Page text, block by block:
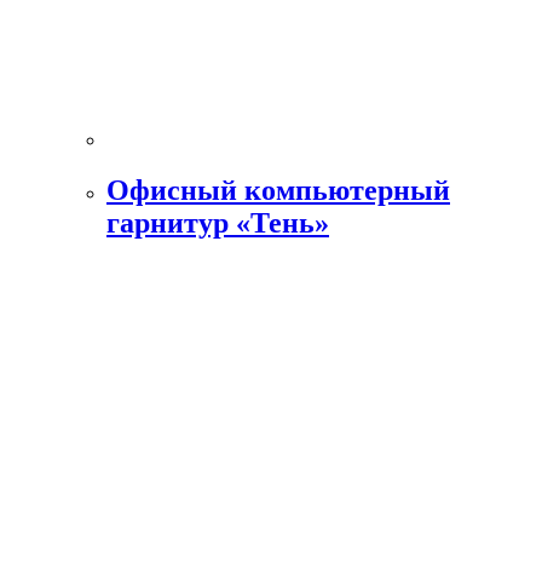
Офисный компьютерный
гарнитур «Тень»